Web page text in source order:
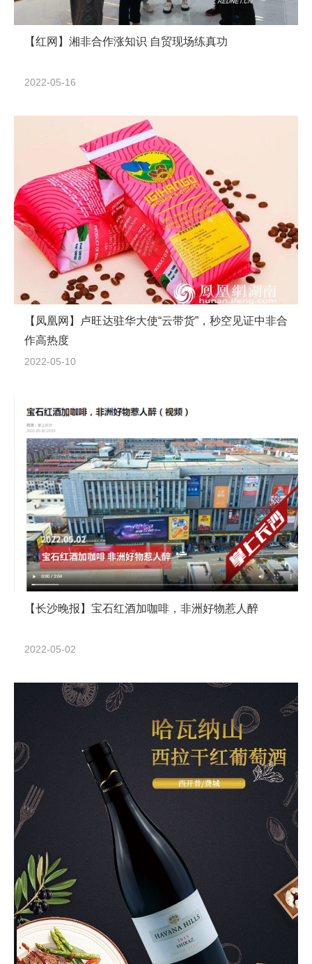
【红网】湘非合作涨知识 自贸现场练真功
2022-05-16
【凤凰网】卢旺达驻华大使“云带货”，秒空见证中非合
作高热度
2022-05-10
【长沙晚报】宝石红酒加咖啡，非洲好物惹人醉
2022-05-02